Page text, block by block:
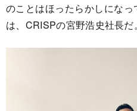
のことはほったらかしにな
は、CRISPの宮野浩史社長だ。